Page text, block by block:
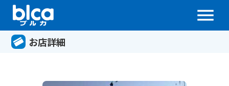
menu
お店詳細